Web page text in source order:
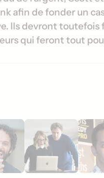
afin de fonder un
Ils devront
qui feront tout